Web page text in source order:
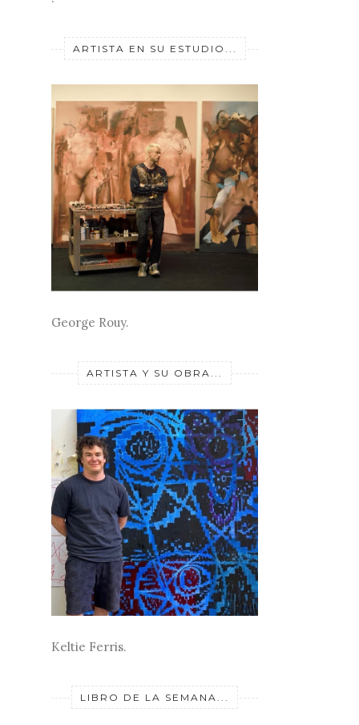
ARTISTA EN SU ESTUDIO...
George Rouy.
ARTISTA Y SU OBRA...
Keltie Ferris.
LIBRO DE LA SEMANA...